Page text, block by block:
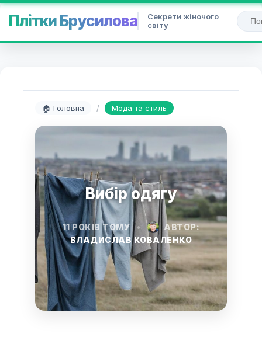
Плітки Брусилова
Секрети жіночого
світу
🏠 Головна / Мода та стиль
Вибір одягу
11 РОКІВ ТОМУ •
АВТОР:
ВЛАДИСЛАВ КОВАЛЕНКО